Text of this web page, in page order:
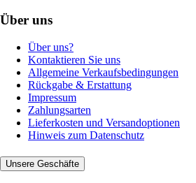
Über uns
Über uns?
Kontaktieren Sie uns
Allgemeine Verkaufsbedingungen
Rückgabe & Erstattung
Impressum
Zahlungsarten
Lieferkosten und Versandoptionen
Hinweis zum Datenschutz
Unsere Geschäfte